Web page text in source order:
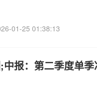
01-25 01:38:13
报：第二季度单